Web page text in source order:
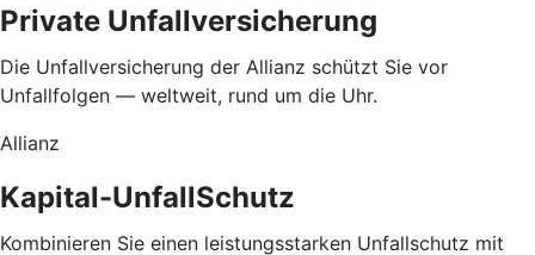
Private Unfallversicherung
Die Unfallversicherung der Allianz schützt Sie vor
Unfallfolgen — weltweit, rund um die Uhr.
Allianz
Kapital-UnfallSchutz
Kombinieren Sie einen leistungsstarken Unfallschutz mit